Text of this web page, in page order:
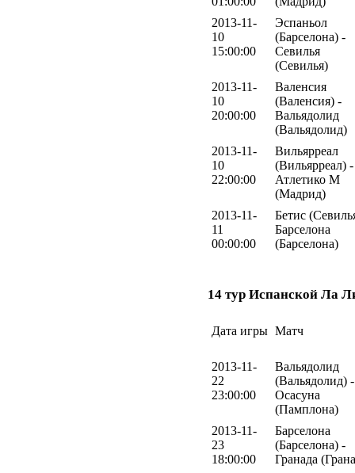
2013-11-
10
15:00:00
Эспаньол
(Барселона) -
Севилья
(Севилья)
2013-11-
10
20:00:00
Валенсия
(Валенсия) -
Вальядолид
(Вальядолид)
2013-11-
10
22:00:00
Вильярреал
(Вильярреал) -
Атлетико М
(Мадрид)
2013-11-
11
00:00:00
Бетис
Барселона
(Барселона)
14 тур Испанской Ла
Дата игры Матч
2013-11-
22
23:00:00
Вальядолид
(Вальядолид) -
Осасуна
(Памплона)
2013-11-
23
18:00:00
Барселона
(Барселона) -
Гранада